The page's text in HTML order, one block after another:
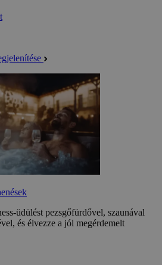
üdülést pezsgőfürdővel, szaunával
és élvezze a jól megérdemelt